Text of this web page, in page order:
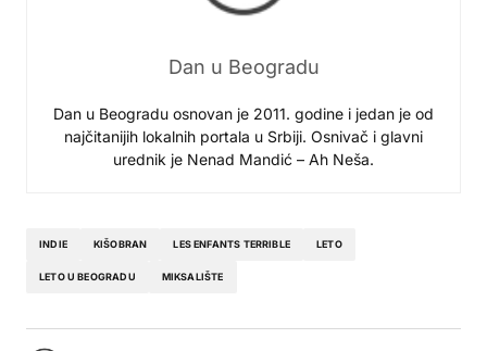
Dan u Beogradu
Dan u Beogradu osnovan je 2011. godine i jedan je od
najčitanijih lokalnih portala u Srbiji. Osnivač i glavni
urednik je Nenad Mandić – Ah Neša.
INDIE KIŠOBRAN LES ENFANTS TERRIBLE LETO
LETO U BEOGRADU MIKSALIŠTE